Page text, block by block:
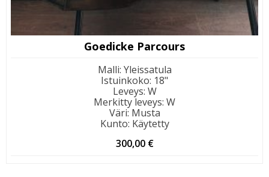
Goedicke Parcours
Malli: Yleissatula
Istuinkoko: 18"
Leveys: W
Merkitty leveys: W
Väri: Musta
Kunto: Käytetty
300,00 €